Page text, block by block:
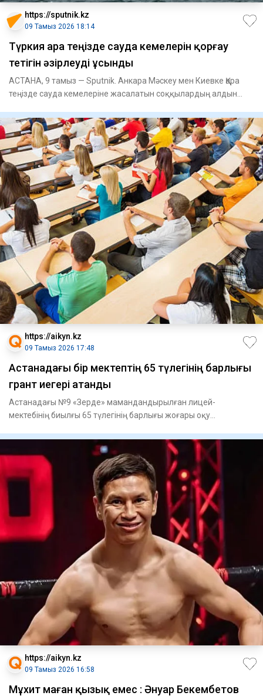
https://sputnik.kz
09 Тамыз 2026 18:14
Түркия Қара теңізде сауда кемелерін қорғау
тетігін әзірлеуді ұсынды
АСТАНА, 9 тамыз — Sputnik. Анкара Мәскеу мен Киевке Қара
теңізде сауда кемелеріне жасалатын соққылардың алдын
https://aikyn.kz
09 Тамыз 2026 17:48
Астанадағы бір мектептің 65 түлегінің барлығы
грант иегері атанды
Астанадағы №9 «Зерде» мамандандырылған лицей-
мектебінің биылғы 65 түлегінің барлығы жоғары оқу
https://aikyn.kz
09 Тамыз 2026 16:58
Мұхит маған қызық емес : Әнуар Бекембетов